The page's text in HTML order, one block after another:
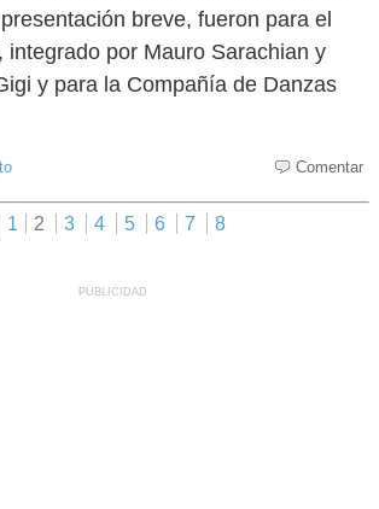
breve, fueron para el
integrado por Mauro Sarachian y
y para la Compañía de Danzas
Comentar
1 2 3 4 5 6 7 8
PUBLICIDAD